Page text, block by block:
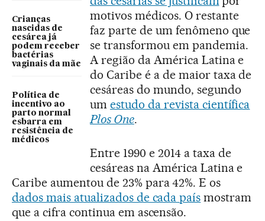
Crianças
nascidas de
cesárea já
podem receber
bactérias
vaginais da mãe
Política de
incentivo ao
parto normal
esbarra em
resistência de
médicos
motivos médicos. O restante
faz parte de um fenômeno que
se transformou em pandemia.
A região da América Latina e
do Caribe é a de maior taxa de
cesáreas do mundo, segundo
um estudo da revista científica
Plos One.
Entre 1990 e 2014 a taxa de
cesáreas na América Latina e
Caribe aumentou de 23% para 42%. E os
dados mais atualizados de cada país mostram
que a cifra continua em ascensão.